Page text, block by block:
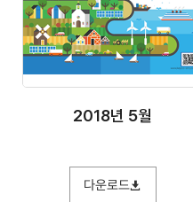
2018년 5월
다운로드